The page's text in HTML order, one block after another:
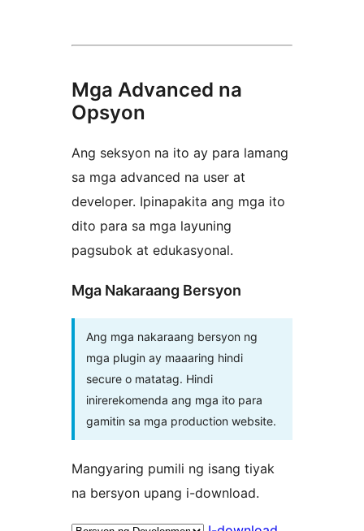
Mga Advanced na
Opsyon
Ang seksyon na ito ay para lamang
sa mga advanced na user at
developer. Ipinapakita ang mga ito
dito para sa mga layuning
pagsubok at edukasyonal.
Mga Nakaraang Bersyon
Ang mga nakaraang bersyon ng
mga plugin ay maaaring hindi
secure o matatag. Hindi
inirerekomenda ang mga ito para
gamitin sa mga production website.
Mangyaring pumili ng isang tiyak
na bersyon upang i-download.